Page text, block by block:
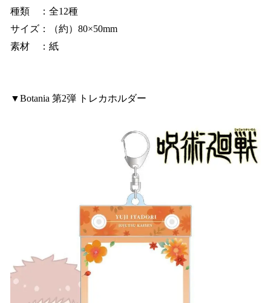
種類 ：全12種
サイズ：（約）80×50mm
素材 ：紙
▼Botania 第2弾 トレカホルダー